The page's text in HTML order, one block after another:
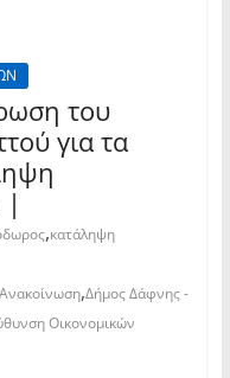
του
για τα
|
,κατάληψη
Ανακοίνωση,Δήμος Δάφνης -
Οικονομικών